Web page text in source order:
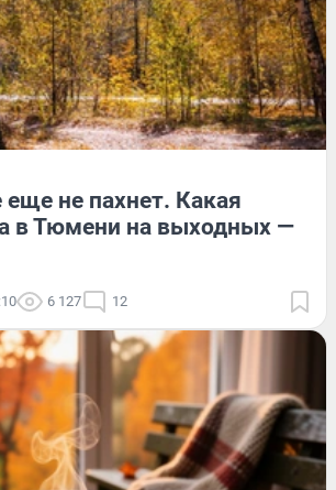
не пахнет. Какая
в Тюмени на выходных —
6 127 12